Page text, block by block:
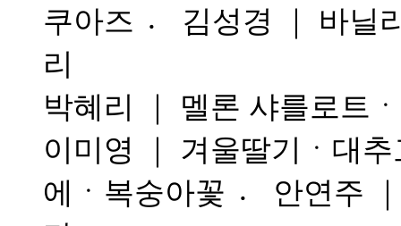
쿠아즈 〮 김성경 ｜ 바닐
리
박혜리 ｜ 멜론 샤를로트
이미영 ｜ 겨울딸기ㆍ대
에ㆍ복숭아꽃 〮 안연주 ｜